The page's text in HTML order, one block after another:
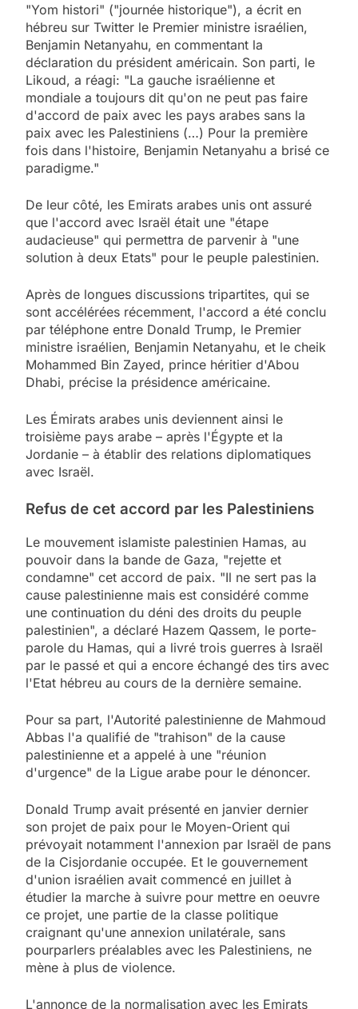
"Yom histori" ("journée historique"), a écrit en
hébreu sur Twitter le Premier ministre israélien,
Benjamin Netanyahu, en commentant la
déclaration du président américain. Son parti, le
Likoud, a réagi: "La gauche israélienne et
mondiale a toujours dit qu'on ne peut pas faire
d'accord de paix avec les pays arabes sans la
paix avec les Palestiniens (…) Pour la première
fois dans l'histoire, Benjamin Netanyahu a brisé ce
paradigme."
De leur côté, les Emirats arabes unis ont assuré
que l'accord avec Israël était une "étape
audacieuse" qui permettra de parvenir à "une
solution à deux Etats" pour le peuple palestinien.
Après de longues discussions tripartites, qui se
sont accélérées récemment, l'accord a été conclu
par téléphone entre Donald Trump, le Premier
ministre israélien, Benjamin Netanyahu, et le cheik
Mohammed Bin Zayed, prince héritier d'Abou
Dhabi, précise la présidence américaine.
Les Émirats arabes unis deviennent ainsi le
troisième pays arabe – après l'Égypte et la
Jordanie – à établir des relations diplomatiques
avec Israël.
Refus de cet accord par les Palestiniens
Le mouvement islamiste palestinien Hamas, au
pouvoir dans la bande de Gaza, "rejette et
condamne" cet accord de paix. "Il ne sert pas la
cause palestinienne mais est considéré comme
une continuation du déni des droits du peuple
palestinien", a déclaré Hazem Qassem, le porte-
parole du Hamas, qui a livré trois guerres à Israël
par le passé et qui a encore échangé des tirs avec
l'Etat hébreu au cours de la dernière semaine.
Pour sa part, l'Autorité palestinienne de Mahmoud
Abbas l'a qualifié de "trahison" de la cause
palestinienne et a appelé à une "réunion
d'urgence" de la Ligue arabe pour le dénoncer.
Donald Trump avait présenté en janvier dernier
son projet de paix pour le Moyen-Orient qui
prévoyait notamment l'annexion par Israël de pans
de la Cisjordanie occupée. Et le gouvernement
d'union israélien avait commencé en juillet à
étudier la marche à suivre pour mettre en oeuvre
ce projet, une partie de la classe politique
craignant qu'une annexion unilatérale, sans
pourparlers préalables avec les Palestiniens, ne
mène à plus de violence.
L'annonce de la normalisation avec les Emirats